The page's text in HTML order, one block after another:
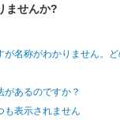
ませんか?
名称がわかりません。ど
があるのですか？
も表示されません